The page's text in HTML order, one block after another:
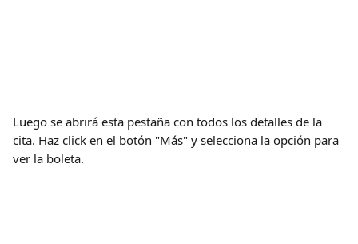
Luego se abrirá esta pestaña con todos los detalles de la
cita. Haz click en el botón "Más" y selecciona la opción para
ver la boleta.